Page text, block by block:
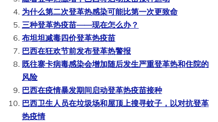
为什么第二次登革热感染可能比第一次更致命
三种登革热疫苗——现在怎么办？
布坦坦减毒四价登革热疫苗
巴西在狂欢节前发布登革热警报
既往寨卡病毒感染会增加随后发生严重登革热和住院的
风险
巴西在疫情暴发期间启动登革热疫苗接种
巴西卫生人员在垃圾场和屋顶上搜寻蚊子，以对抗登革
热疫情